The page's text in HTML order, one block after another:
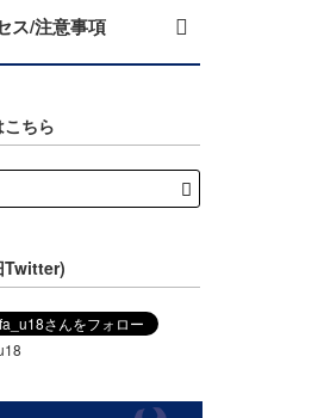
ス/注意事項
ちら
Twitter)